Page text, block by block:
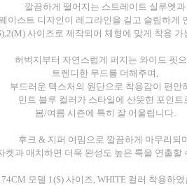
깔끔하게 떨어지는 스트레이트 실루엣과
이스트 디자인이 레그라인을 길고 슬림하게
사이즈로 제작되어 체형에 맞게 착용 가
허벅지부터 자연스럽게 퍼지는 와이드 핏
트렌디한 무드를 더해주며,
부드러운 텍스처의 원단으로 착용감이 편안
민트 블루 컬러가 스타일에 산뜻한 포인트
봄/여름 시즌에 특히 잘 어울립니다.
후크 & 지퍼 여밈으로 깔끔하게 마무리되
켓과 매치하면 더욱 완성도 높은 룩을 연출할
모델 1(S) 사이즈, WHITE 컬러 착용하였